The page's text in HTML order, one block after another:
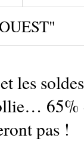
les
65%
pas !